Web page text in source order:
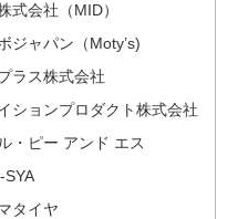
式会社（MID）
ジャパン（Moty’s)
ラス株式会社
ションプロダクト株式会社
・ピー アンド エス
SYA
タイヤ